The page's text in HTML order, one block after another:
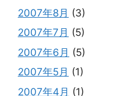
2007年8月 (3)
2007年7月 (5)
2007年6月 (5)
2007年5月 (1)
2007年4月 (1)